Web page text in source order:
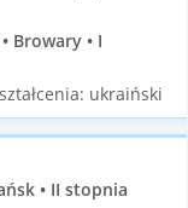
Browary • I
ukraiński
• II stopnia